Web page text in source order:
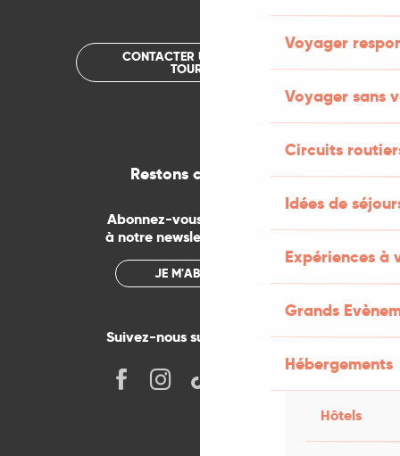
Voyager
Voyager sans
Circuits
Idées de
Expériences à
Grands
Hébergements
Hôtels
CONTACTER UN OFFICE DE
TOURISME
Restons connectés
Abonnez-vous gratuitement
à notre newsletter mensuelle
JE M'ABONNE
Suivez-nous sur les réseaux !